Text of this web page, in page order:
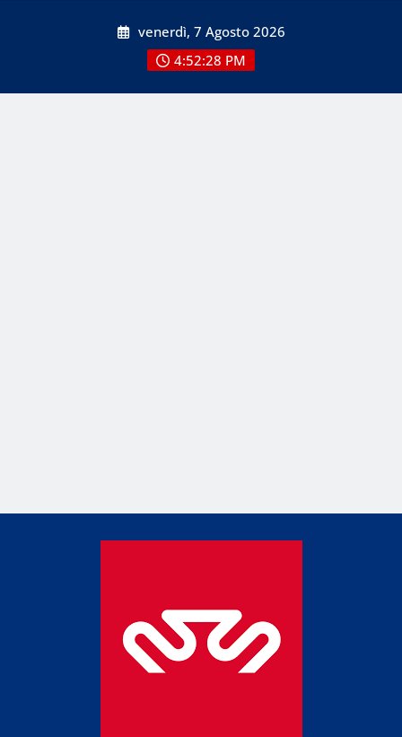
venerdì, 7 Agosto 2026
4:52:28 PM